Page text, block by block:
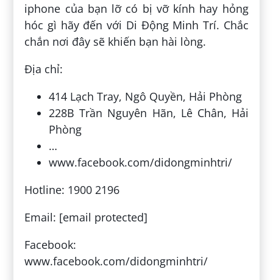
iphone của bạn lỡ có bị vỡ kính hay hỏng
hóc gì hãy đến với Di Động Minh Trí. Chắc
chắn nơi đây sẽ khiến bạn hài lòng.
Địa chỉ:
414 Lạch Tray, Ngô Quyền, Hải Phòng
228B Trần Nguyên Hãn, Lê Chân, Hải
Phòng
…
www.facebook.com/didongminhtri/
Hotline: 1900 2196
Email: [email protected]
Facebook:
www.facebook.com/didongminhtri/